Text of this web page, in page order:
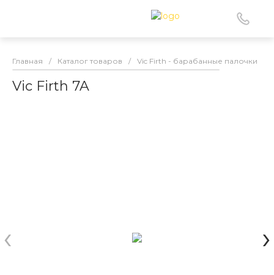
Главная / Каталог товаров / Vic Firth - барабанные палочки
Vic Firth 7A
‹ ›